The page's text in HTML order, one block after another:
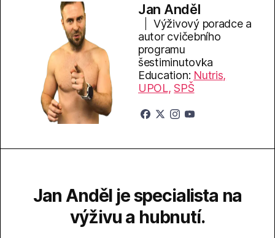
Jan Anděl
Výživový poradce a
autor cvičebního
programu
šestiminutovka
Education: Nutris,
UPOL, SPŠ
Jan Anděl je specialista na
výživu a hubnutí.